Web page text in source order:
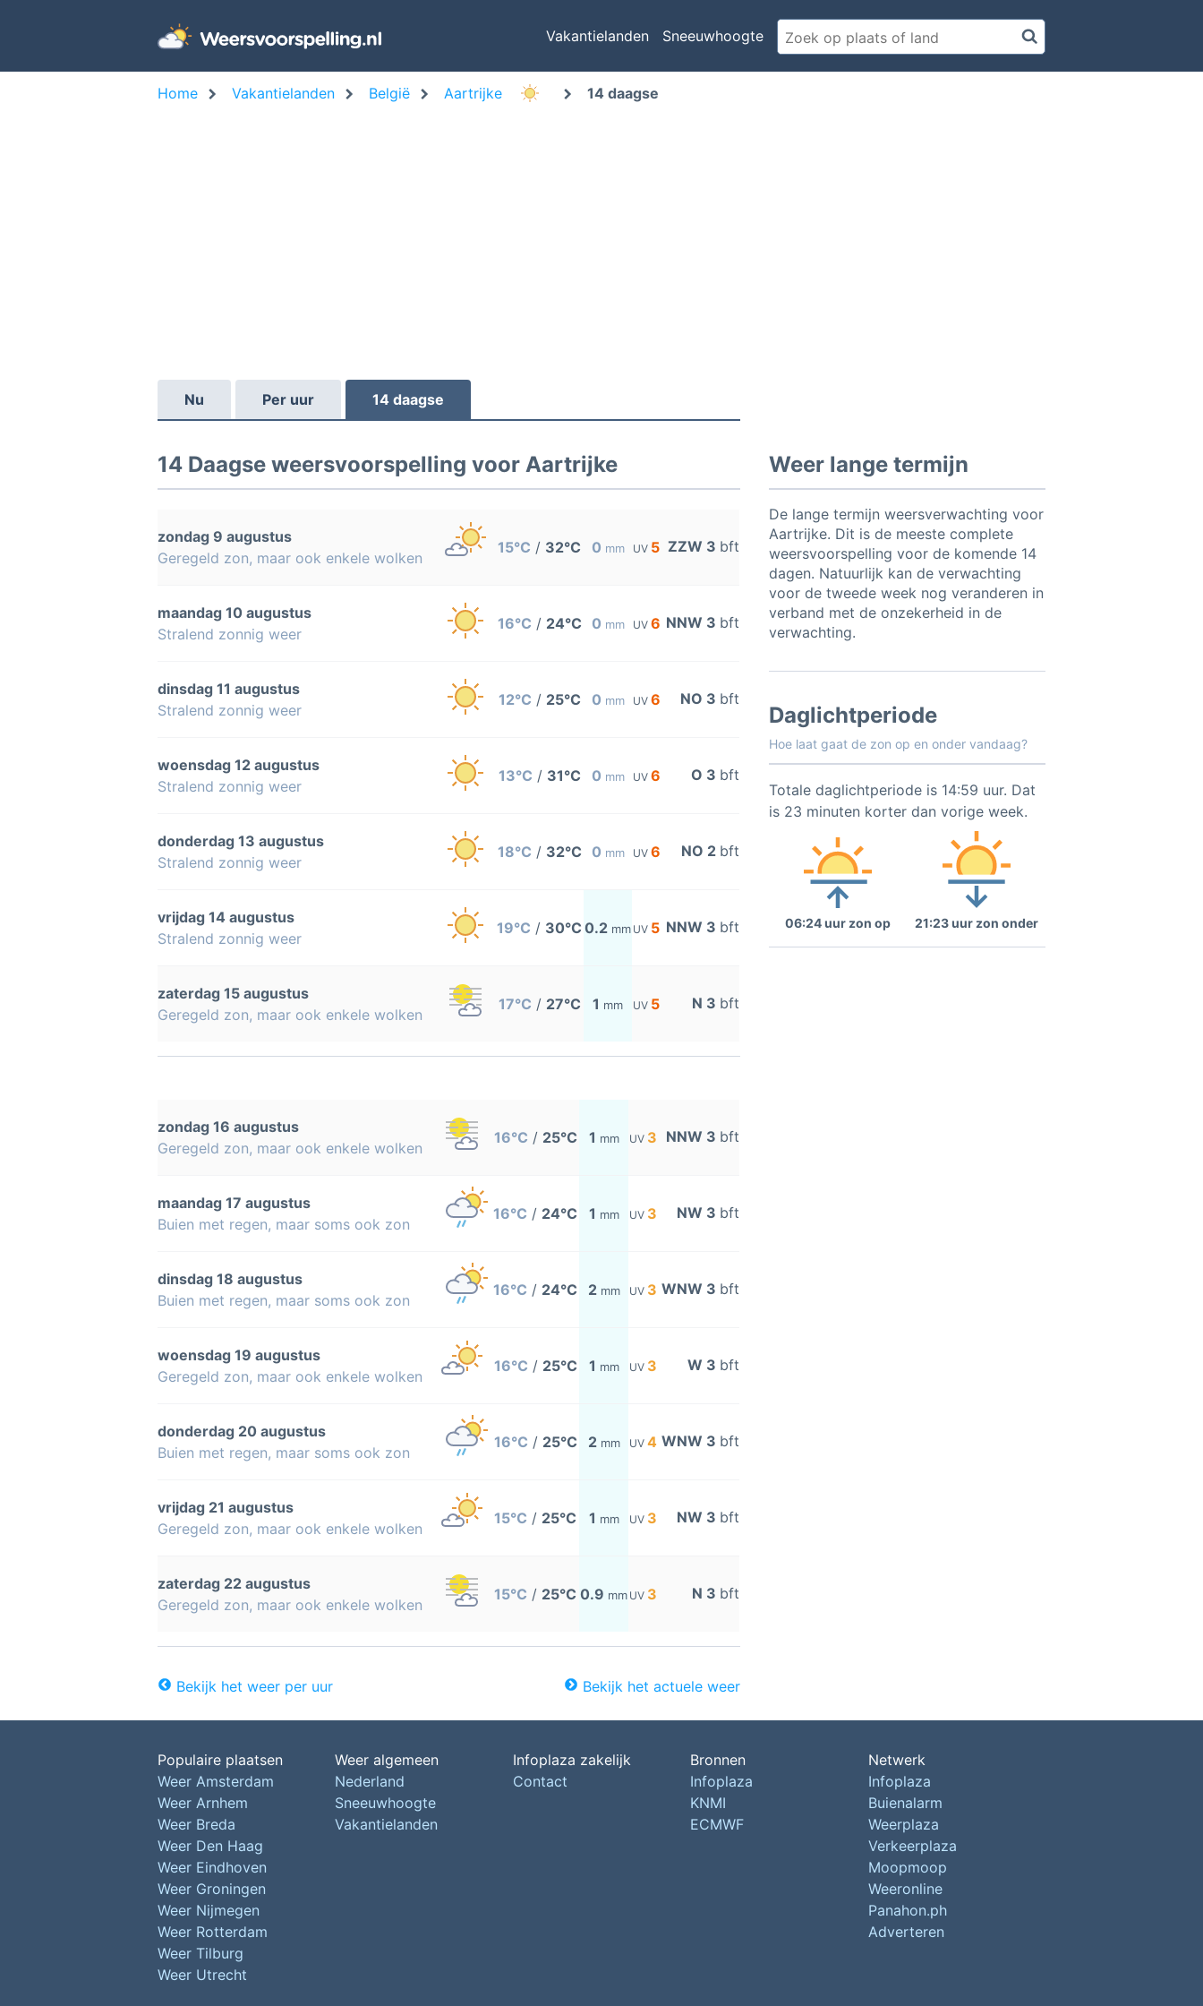
Vakantielanden Sneeuwhoogte
Home Vakantielanden België Aartrijke 14 daagse
Nu Per uur 14 daagse
14 Daagse weersvoorspelling voor Aartrijke
zondag 9 augustus
Geregeld zon, maar ook enkele wolken
15°C / 32°C 0 mm UV 5 ZZW 3 bft
maandag 10 augustus
Stralend zonnig weer
16°C / 24°C 0 mm UV 6 NNW 3 bft
dinsdag 11 augustus
Stralend zonnig weer
12°C / 25°C 0 mm UV 6 NO 3 bft
woensdag 12 augustus
Stralend zonnig weer
13°C / 31°C 0 mm UV 6 O 3 bft
donderdag 13 augustus
Stralend zonnig weer
18°C / 32°C 0 mm UV 6 NO 2 bft
vrijdag 14 augustus
Stralend zonnig weer
19°C / 30°C 0.2 mm UV 5 NNW 3 bft
zaterdag 15 augustus
Geregeld zon, maar ook enkele wolken
17°C / 27°C 1 mm UV 5 N 3 bft
zondag 16 augustus
Geregeld zon, maar ook enkele wolken
16°C / 25°C 1 mm UV 3 NNW 3 bft
maandag 17 augustus
Buien met regen, maar soms ook zon
16°C / 24°C 1 mm UV 3 NW 3 bft
dinsdag 18 augustus
Buien met regen, maar soms ook zon
16°C / 24°C 2 mm UV 3 WNW 3 bft
woensdag 19 augustus
Geregeld zon, maar ook enkele wolken
16°C / 25°C 1 mm UV 3 W 3 bft
donderdag 20 augustus
Buien met regen, maar soms ook zon
16°C / 25°C 2 mm UV 4 WNW 3 bft
vrijdag 21 augustus
Geregeld zon, maar ook enkele wolken
15°C / 25°C 1 mm UV 3 NW 3 bft
zaterdag 22 augustus
Geregeld zon, maar ook enkele wolken
15°C / 25°C 0.9 mm UV 3 N 3 bft
Bekijk het weer per uur Bekijk het actuele weer
Weer lange termijn
De lange termijn weersverwachting voor
Aartrijke. Dit is de meeste complete
weersvoorspelling voor de komende 14
dagen. Natuurlijk kan de verwachting
voor de tweede week nog veranderen in
verband met de onzekerheid in de
verwachting.
Daglichtperiode
Hoe laat gaat de zon op en onder vandaag?
Totale daglichtperiode is 14:59 uur. Dat
is 23 minuten korter dan vorige week.
06:24 uur zon op 21:23 uur zon onder
Populaire plaatsen
Weer Amsterdam
Weer Arnhem
Weer Breda
Weer Den Haag
Weer Eindhoven
Weer Groningen
Weer Nijmegen
Weer Rotterdam
Weer Tilburg
Weer Utrecht
Weer algemeen
Nederland
Sneeuwhoogte
Vakantielanden
Infoplaza zakelijk
Contact
Bronnen
Infoplaza
KNMI
ECMWF
Netwerk
Infoplaza
Buienalarm
Weerplaza
Verkeerplaza
Moopmoop
Weeronline
Panahon.ph
Adverteren